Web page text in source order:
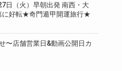
日（火）早朝出発 南西・大
に好転★奇門遁甲開運旅行★
〜店舗営業日&動画公開日カ